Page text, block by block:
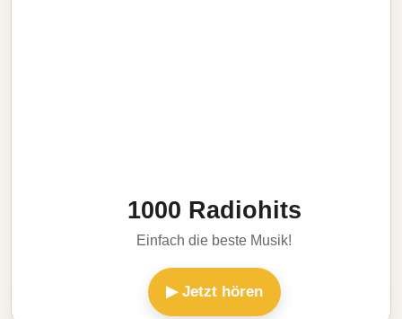
1000 Radiohits
Einfach die beste Musik!
▶ Jetzt hören